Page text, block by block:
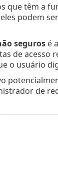
que têm a
podem
segurosé
de acesso
o usuário
de